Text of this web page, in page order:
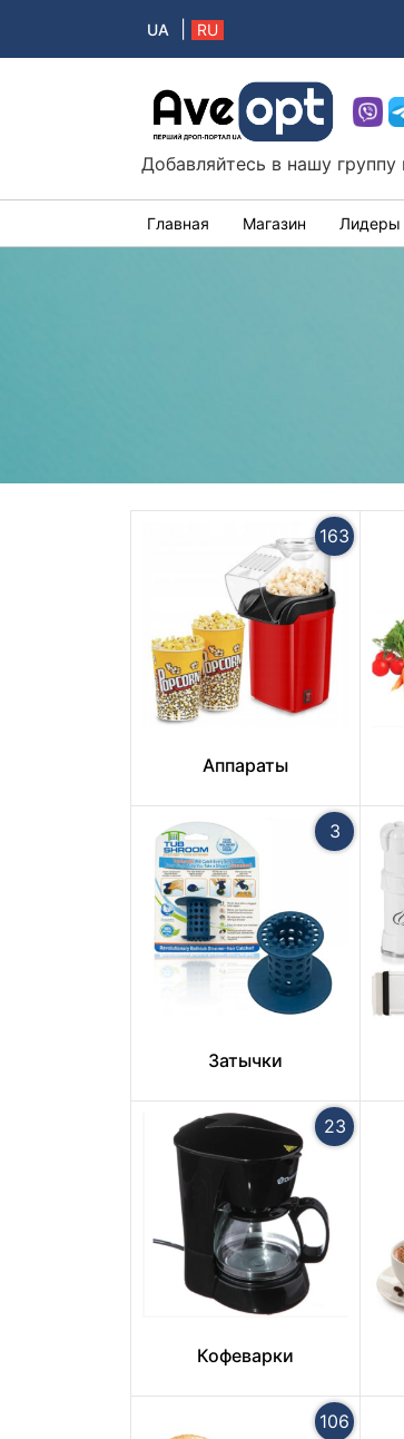
UA RU
Aveopt – оптова дропшипінг
Добавляйтесь в нашу
Главная Магазин Лидеры
163
Аппараты
3
Затычки
23
Кофеварки
106